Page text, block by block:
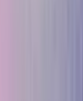
в контакте
в сфере